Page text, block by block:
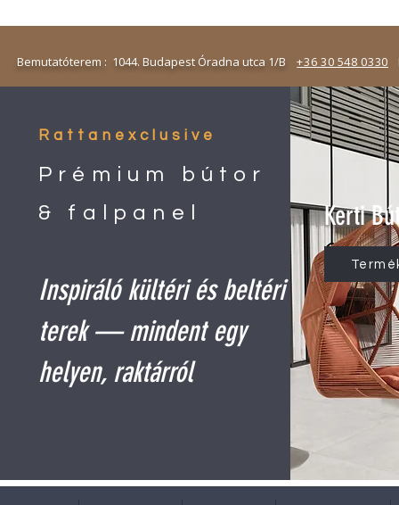
: 1044. Budapest Óradna utca 1/B+36 30 548 0330
Rattanexclusive
Prémium bútor
& falpanel
Inspiráló kültéri és beltéri
terek — mindent egy
helyen, raktárról
Kerti